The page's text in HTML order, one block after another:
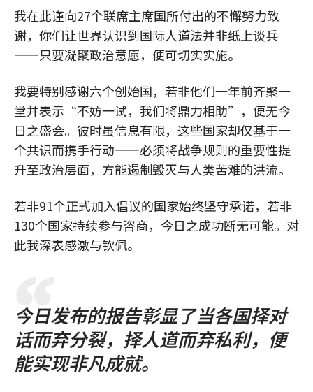
我在此谨向27个联席主席国所付出的不懈努力致
谢，你们让世界认识到国际人道法并非纸上谈兵
——只要凝聚政治意愿，便可切实实施。
我要特别感谢六个创始国，若非他们一年前齐聚一
堂并表示“不妨一试，我们将鼎力相助”，便无今
日之盛会。彼时虽信息有限，这些国家却仅基于一
个共识而携手行动——必须将战争规则的重要性提
升至政治层面，方能遏制毁灭与人类苦难的洪流。
若非91个正式加入倡议的国家始终坚守承诺，若非
130个国家持续参与咨商，今日之成功断无可能。对
此我深表感激与钦佩。
今日发布的报告彰显了当各国择对
话而弃分裂，择人道而弃私利，便
能实现非凡成就。